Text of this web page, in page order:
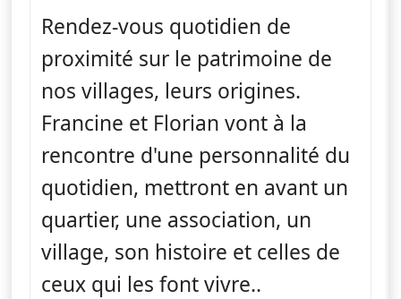
Rendez-vous quotidien de
proximité sur le patrimoine de
nos villages, leurs origines.
Francine et Florian vont à la
rencontre d'une personnalité du
quotidien, mettront en avant un
quartier, une association, un
village, son histoire et celles de
ceux qui les font vivre..